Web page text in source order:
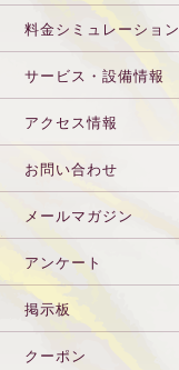
料金シミュレーション
サービス・設備情報
アクセス情報
お問い合わせ
メールマガジン
アンケート
掲示板
クーポン